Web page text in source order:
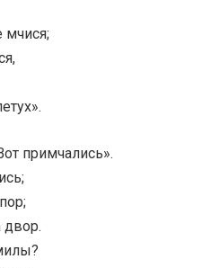
мчися;
примчались».
двор.